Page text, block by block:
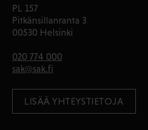
PL 157
Pitkänsillanranta 3
00530 Helsinki
020 774 000
sak@sak.fi
LISÄÄ YHTEYSTIETOJA